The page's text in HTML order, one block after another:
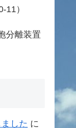
11）
分離装置
した に